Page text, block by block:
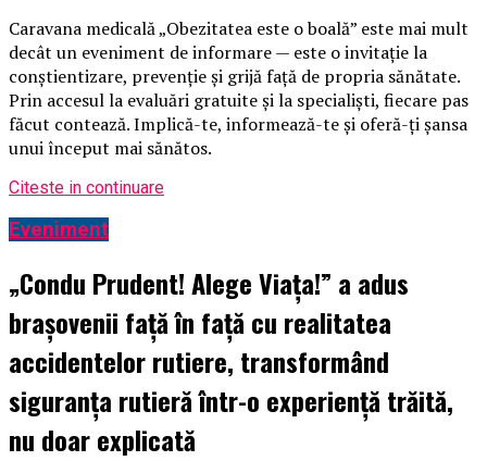
Caravana medicală „Obezitatea este o boală” este mai mult
decât un eveniment de informare — este o invitație la
conștientizare, prevenție și grijă față de propria sănătate.
Prin accesul la evaluări gratuite și la specialiști, fiecare pas
făcut contează. Implică-te, informează-te și oferă-ți șansa
unui început mai sănătos.
Citeste in continuare
Eveniment
„Condu Prudent! Alege Viața!” a adus
brașovenii față în față cu realitatea
accidentelor rutiere, transformând
siguranța rutieră într-o experiență trăită,
nu doar explicată